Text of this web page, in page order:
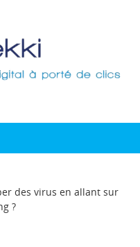
des virus en allant sur
?